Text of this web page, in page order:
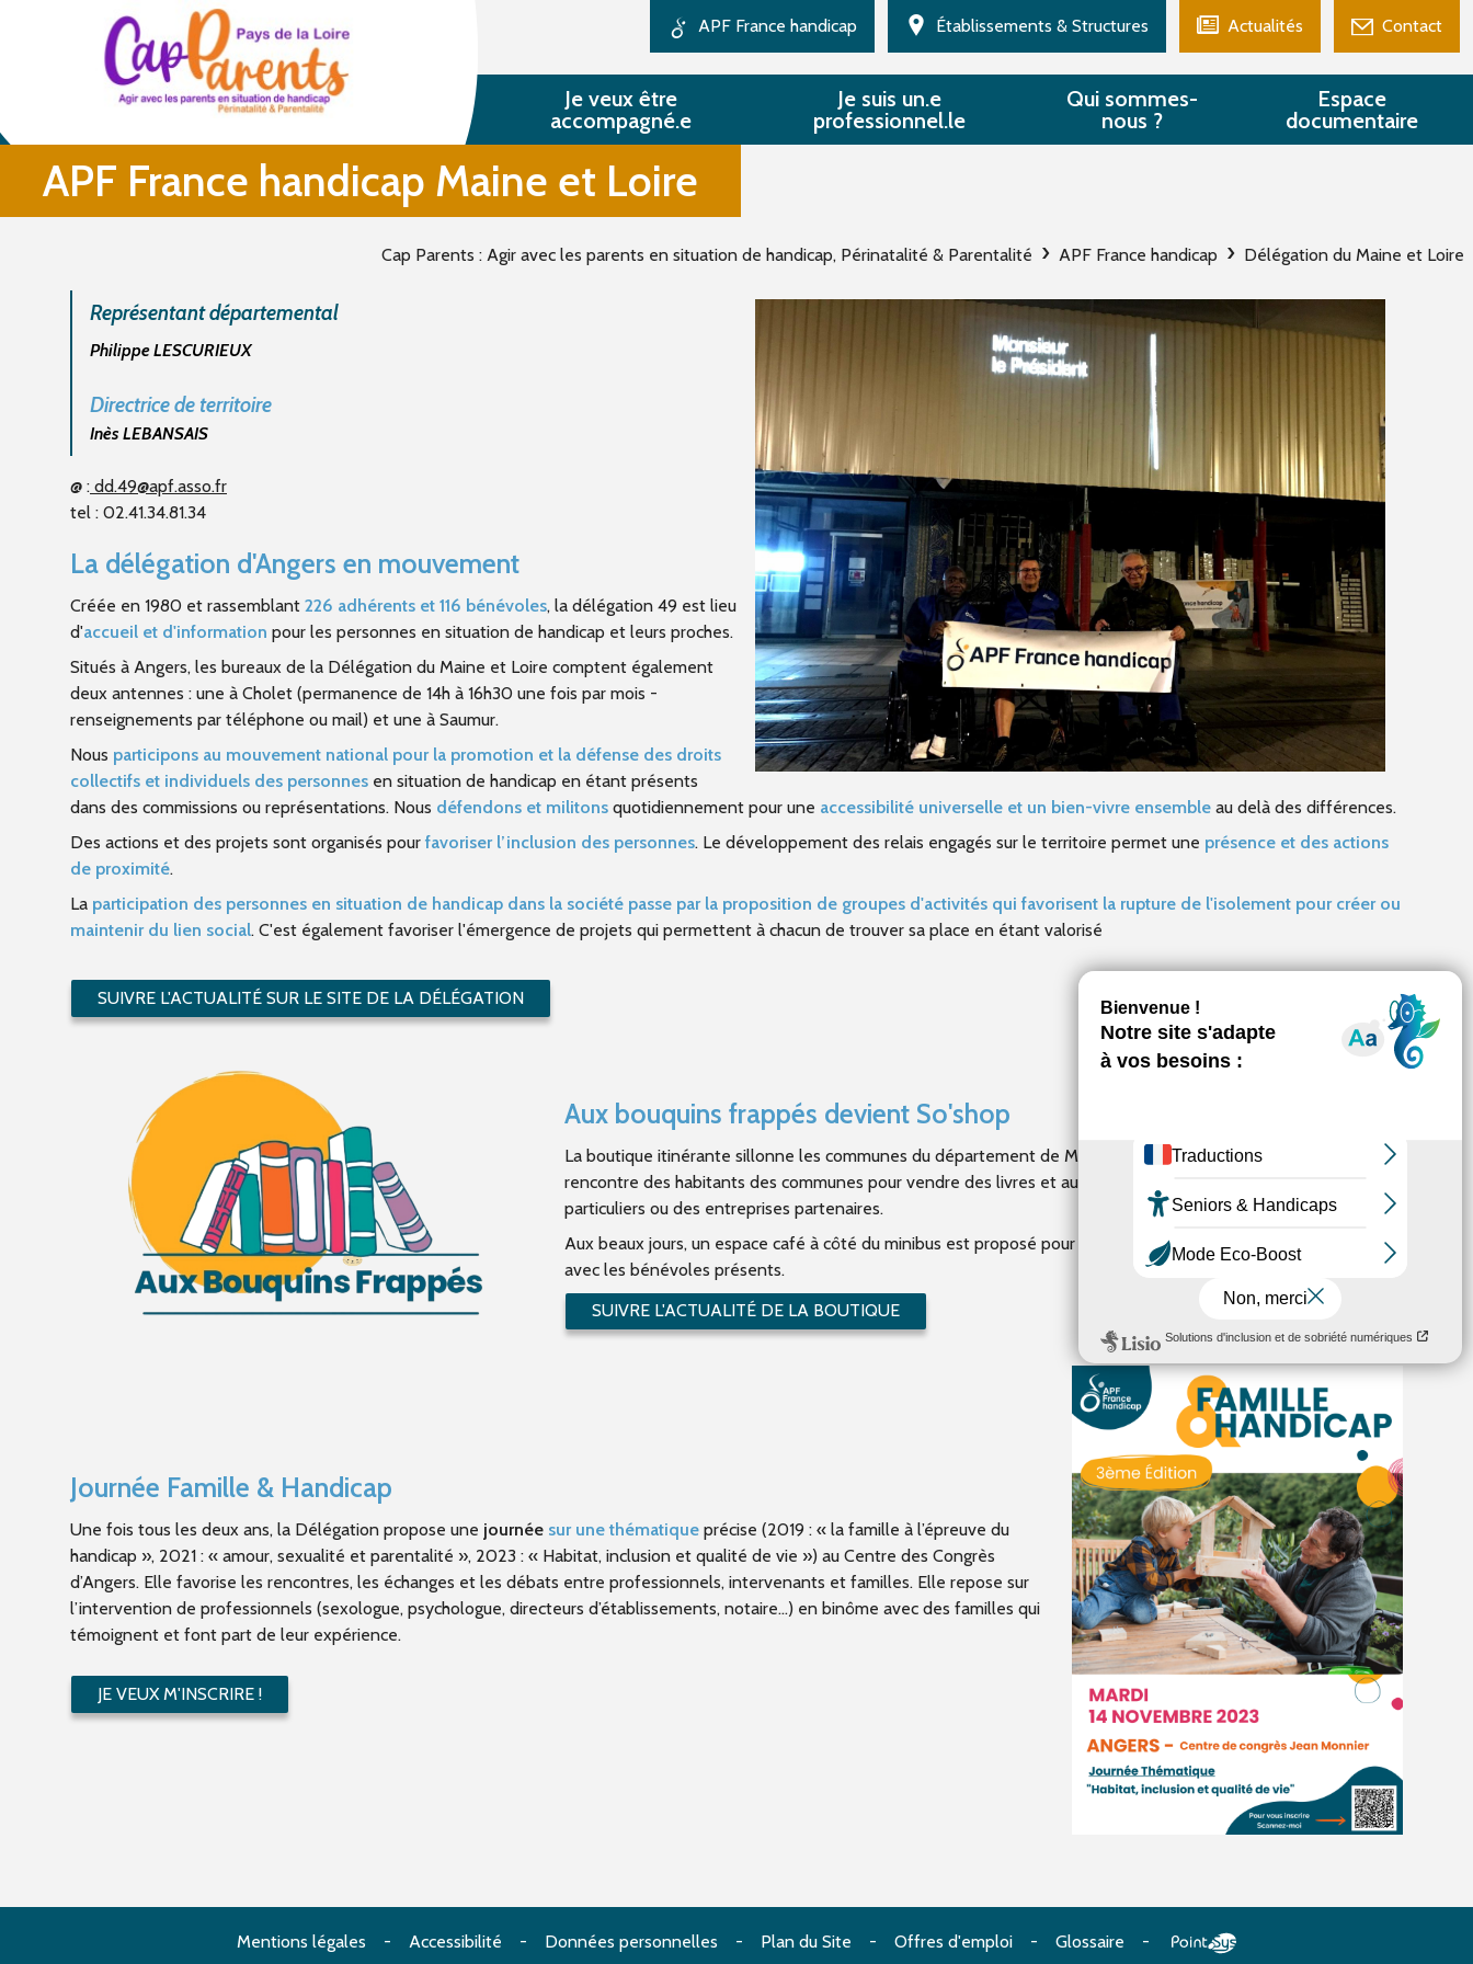
APF France handicap
Au national
Direction régionale
Établissements & Structures Actualités Contact
Je veux être
accompagné.e
Nos Missions
Je suis un.e
professionnel.le
Qui sommes-
nous ?
Espace
documentaire
APF France handicap Maine et Loire
Cap Parents : Agir avec les parents en situation de handicap, Périnatalité & Parentalité APF France handicap Délégation du Maine et Loire
Représentant départemental
Philippe LESCURIEUX
Directrice de territoire
Inès LEBANSAIS
@ : dd.49@apf.asso.fr
tel : 02.41.34.81.34
La délégation d'Angers en mouvement
Créée en 1980 et rassemblant 226 adhérents et 116 bénévoles, la délégation 49 est lieu
d'accueil et d'information pour les personnes en situation de handicap et leurs proches.
Situés à Angers, les bureaux de la Délégation du Maine et Loire comptent également
deux antennes : une à Cholet (permanence de 14h à 16h30 une fois par mois -
renseignements par téléphone ou mail) et une à Saumur.
Nous participons au mouvement national pour la promotion et la défense des droits
collectifs et individuels des personnes en situation de handicap en étant présents
dans des commissions ou représentations. Nous défendons et militons quotidiennement pour une accessibilité universelle et un bien-vivre ensemble au delà des différences.
Des actions et des projets sont organisés pour favoriser l’inclusion des personnes. Le développement des relais engagés sur le territoire permet une présence et des actions
de proximité.
La participation des personnes en situation de handicap dans la société passe par la proposition de groupes d'activités qui favorisent la rupture de l'isolement pour créer ou
maintenir du lien social. C'est également favoriser l'émergence de projets qui permettent à chacun de trouver sa place en étant valorisé
SUIVRE L'ACTUALITÉ SUR LE SITE DE LA DÉLÉGATION
Aux bouquins frappés devient So'shop
La boutique itinérante sillonne les communes du département de Maine-et-Loire afin de (re)venir à la
rencontre des habitants des communes pour vendre des livres et autres objets à prix réduits, donnés par des
particuliers ou des entreprises partenaires.
Aux beaux jours, un espace café à côté du minibus est proposé pour un instant de détente et de convivialité
avec les bénévoles présents.
SUIVRE L'ACTUALITÉ DE LA BOUTIQUE
Journée Famille & Handicap
Une fois tous les deux ans, la Délégation propose une journée sur une thématique précise (2019 : « la famille à l’épreuve du
handicap », 2021 : « amour, sexualité et parentalité », 2023 : « Habitat, inclusion et qualité de vie ») au Centre des Congrès
d’Angers. Elle favorise les rencontres, les échanges et les débats entre professionnels, intervenants et familles. Elle repose sur
l’intervention de professionnels (sexologue, psychologue, directeurs d’établissements, notaire…) en binôme avec des familles qui
témoignent et font part de leur expérience.
JE VEUX M'INSCRIRE !
Mentions légales Accessibilité Données personnelles Plan du Site Offres d'emploi Glossaire